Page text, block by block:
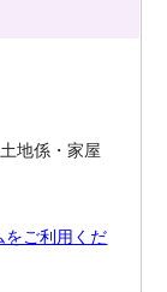
地係・家屋
をご利用くだ